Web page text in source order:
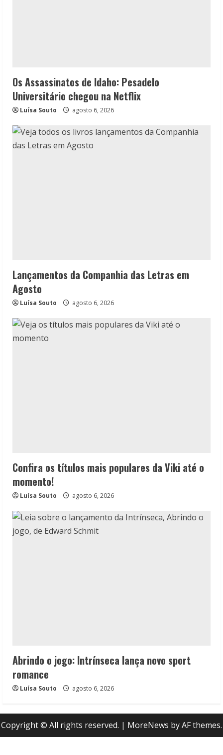
Os Assassinatos de Idaho: Pesadelo
Universitário chegou na Netflix
Luísa Souto agosto 6, 2026
Lançamentos da Companhia das Letras em
Agosto
Luísa Souto agosto 6, 2026
Confira os títulos mais populares da Viki até o
momento!
Luísa Souto agosto 6, 2026
Abrindo o jogo: Intrínseca lança novo sport
romance
Luísa Souto agosto 6, 2026
Copyright © All rights reserved. | MoreNews by AF themes.